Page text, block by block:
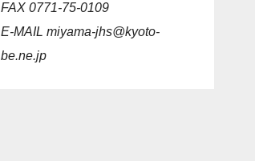
FAX 0771-75-0109
E-MAIL miyama-jhs@kyoto-
be.ne.jp